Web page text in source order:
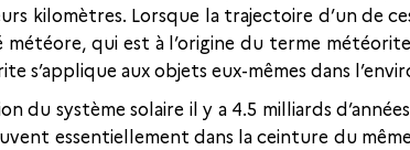
kilomètres. Lorsque la trajectoire d’un de
qui est à l’origine du terme
s’applique aux objets eux-mêmes dans
du système solaire il y a 4.5 milliards
essentiellement dans la ceinture du